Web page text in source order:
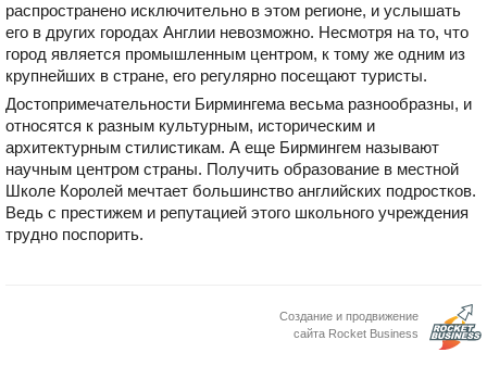
распространено исключительно в этом регионе, и услышать
его в других городах Англии невозможно. Несмотря на то, что
город является промышленным центром, к тому же одним из
крупнейших в стране, его регулярно посещают туристы.
Достопримечательности Бирмингема весьма разнообразны, и
относятся к разным культурным, историческим и
архитектурным стилистикам. А еще Бирмингем называют
научным центром страны. Получить образование в местной
Школе Королей мечтает большинство английских подростков.
Ведь с престижем и репутацией этого школьного учреждения
трудно поспорить.
Создание и продвижение
сайта Rocket Business